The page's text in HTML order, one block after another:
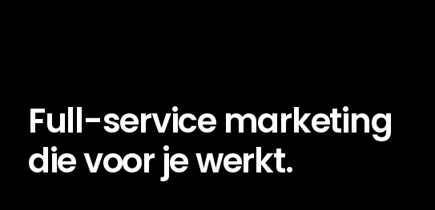
Full-service marketing
die voor je werkt.